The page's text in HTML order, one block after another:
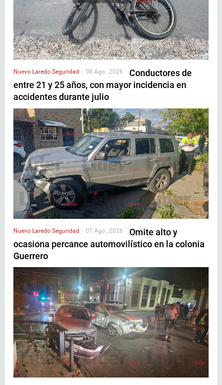
Nuevo Laredo Seguridad 08 Ago , 2026
Conductores de
entre 21 y 25 años, con mayor incidencia en
accidentes durante julio
Nuevo Laredo Seguridad | 07 Ago , 2026 | Omite alto y
ocasiona percance automovilístico en la colonia
Guerrero